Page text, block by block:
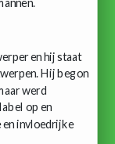
en hij staat
Hij begon
werd
op en
en invloedrijke